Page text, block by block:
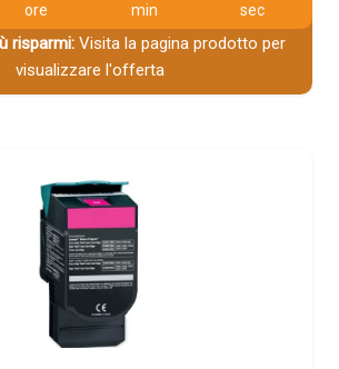
ore min sec
risparmi:Visita la pagina prodotto per
visualizzare l'offerta